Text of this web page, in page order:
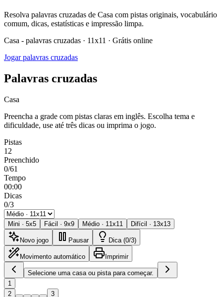
Resolva palavras cruzadas de Casa com pistas originais, vocabulário
comum, dicas, estatísticas e impressão limpa.
Casa - palavras cruzadas · 11x11 · Grátis online
Jogar palavras cruzadas
Palavras cruzadas
Casa
Preencha a grade com pistas claras em inglês. Escolha tema e
dificuldade, use até três dicas ou imprima o jogo.
Pistas
12
Preenchido
0/61
Tempo
00:00
Dicas
0/3
Mini · 5x5 Fácil · 9x9 Médio · 11x11 Difícil · 13x13
Novo jogo Pausar Dica (0/3)
Movimento automático Imprimir
Selecione uma casa ou pista para começar.
1
2
3